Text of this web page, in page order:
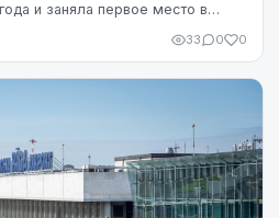
и заняла первое место в
33 0 0